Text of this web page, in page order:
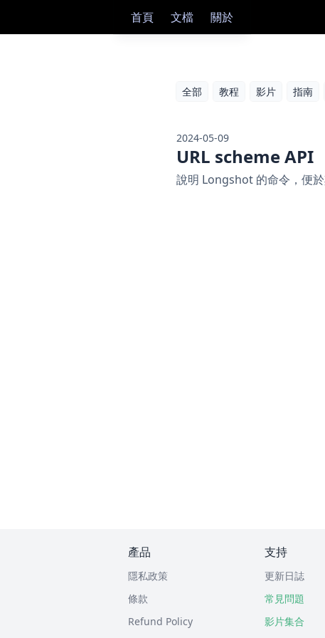
首頁 文檔 關於
全部 教程 影片 指南
2024-05-09
URL scheme API
說明 Longshot 的命令，便
產品
隱私政策
條款
Refund Policy
支持
更新日誌
常見問題
影片集合